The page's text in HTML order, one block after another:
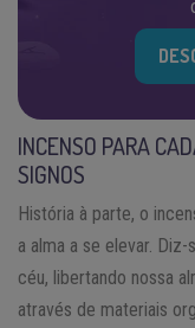
INCENSO PARA
SIGNOS
História à parte, o
a alma a se elevar.
céu, libertando nossa
através de materiais